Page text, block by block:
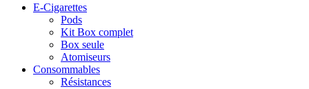
E-Cigarettes
Pods
Kit Box complet
Box seule
Atomiseurs
Consommables
Résistances